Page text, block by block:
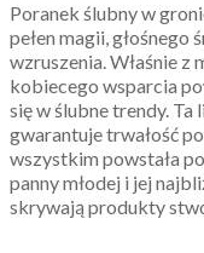
Poranek ślubny w
pełen magii,
wzruszenia. Właśnie
kobiecego wsparcia
się w ślubne trendy.
gwarantuje trwałość
wszystkim powstała
panny młodej i jej
skrywają produkty